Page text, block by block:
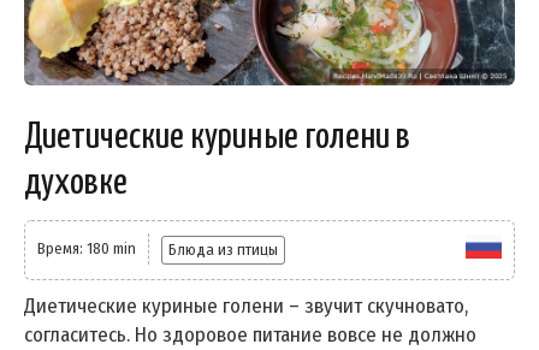
Диетические куриные голени в
духовке
Время: 180 min Блюда из птицы
Диетические куриные голени – звучит скучновато,
согласитесь. Но здоровое питание вовсе не должно